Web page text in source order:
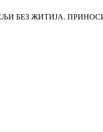
БЕЗ ЖИТИЈА.